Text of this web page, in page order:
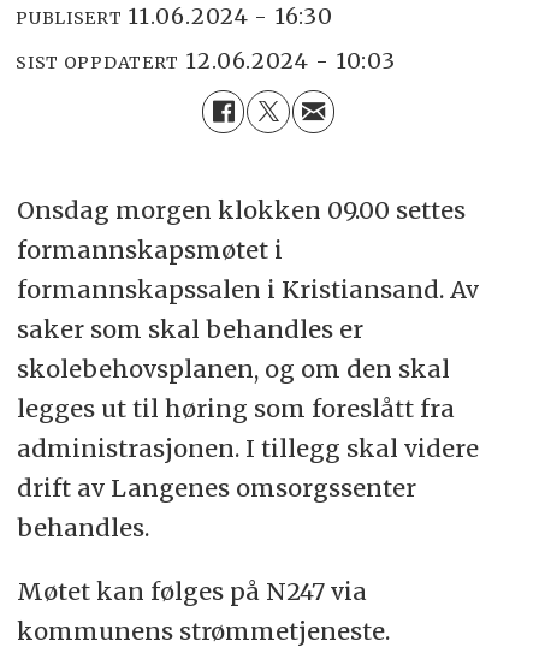
PUBLISERT 11.06.2024 - 16:30
SIST OPPDATERT 12.06.2024 - 10:03
Onsdag morgen klokken 09.00 settes
formannskapsmøtet i
formannskapssalen i Kristiansand. Av
saker som skal behandles er
skolebehovsplanen, og om den skal
legges ut til høring som foreslått fra
administrasjonen. I tillegg skal videre
drift av Langenes omsorgssenter
behandles.
Møtet kan følges på N247 via
kommunens strømmetjeneste.